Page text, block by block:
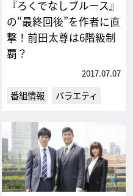
『ろくでなしブルース』
の“最終回後”を作者に直
撃！前田太尊は6階級制
覇？
2017.07.07
番組情報 バラエティ